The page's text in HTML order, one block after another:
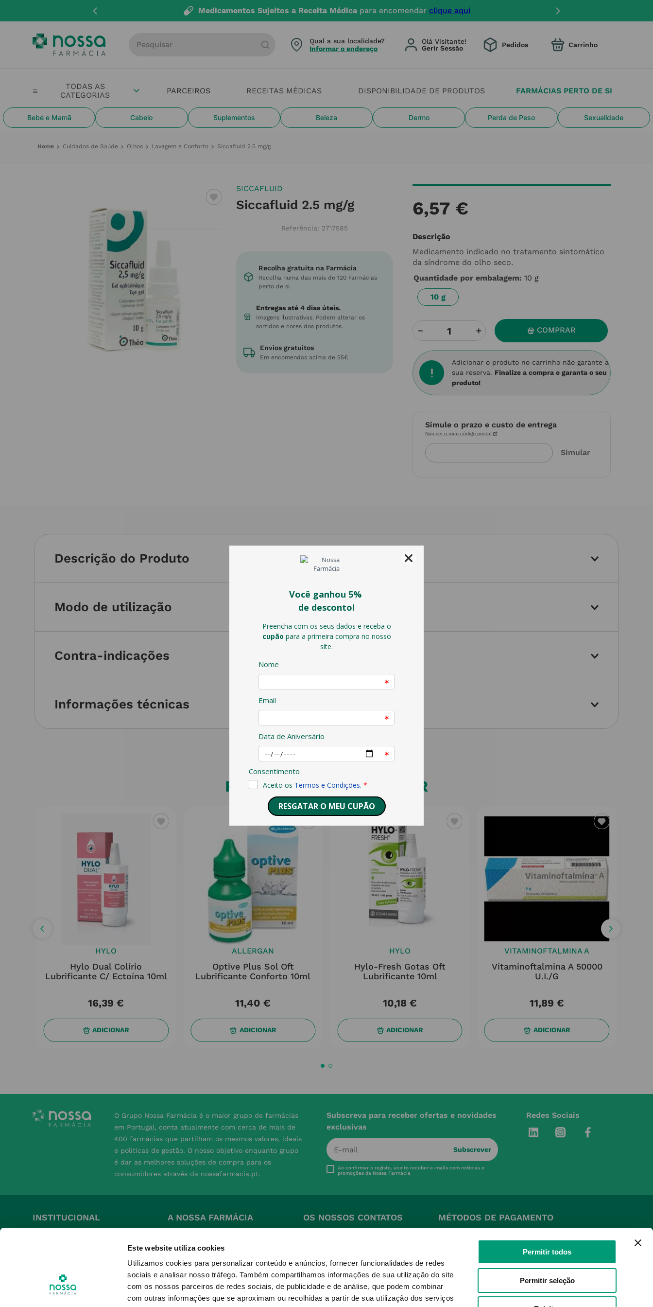
Este website utiliza cookies
Utilizamos cookies para personalizar conteúdo e anúncios, fornecer funcionalidades de redes
sociais e analisar nosso tráfego.Também compartilhamos informações de sua utilização do site
com os nossos parceiros de redes sociais, de publicidade e de análise, que podem combinar
com outras informações que se aproximam ou recolhidas a partir de sua utilização dos serviços
Permitir todos
Permitir seleção
Medicamentos Sujeitos a Receita Médica para encomendar clique aqui
PARCEIROS RECEITAS MÉDICAS DISPONIBILIDADE DE PRODUTOS FARMÁCIAS PERTO DE SI
Bebé e Mamã Cabelo Suplementos Beleza Dermo Perda de Peso Sexualidade
Qual a sua localidade?
Informar o endereço
Olá Visitante! Pedidos
Cuidados de Saúde Olhos Lavagem e Conforto Siccafluid 2.5 mg/g
SICCAFLUID
Siccafluid 2.5 mg/g
Referência: 2717585
Recolha gratuita na Farmácia
Recolha numa das mais de 120 Farmácias
perto de si.
Entregas até 4 dias úteis.
Imagens ilustrativas. Podem alterar os
sortidos e cores dos produtos.
Envios gratuitos
Em encomendas acima de 55€
6,57 €
Descrição
Medicamento indicado no tratamento sintomático
da síndrome do olho seco.
Quantidade por embalagem: 10 g
10 g
＋
－ COMPRAR
Adicionar o produto no carrinho não garante a
sua reserva. Finalize a compra e garanta o seu
produto!
Simule o prazo e custo de entrega
Não sei o meu código postal
Descrição do Produto
Modo de utilização
Contra-indicações
Informações técnicas
PODERÁ TAMBÉM GOSTAR
HYLO
Hylo Dual Colírio
Lubrificante C/ Ectoína 10ml
16,39 €
ADICIONAR
ALLERGAN
Optive Plus Sol Oft
Lubrificante Conforto 10ml
11,40 €
ADICIONAR
HYLO
Hylo-Fresh Gotas Oft
Lubrificante 10ml
10,18 €
ADICIONAR
VITAMINOFTALMINA A
Vitaminoftalmina A 50000
U.I./g
11,89 €
ADICIONAR
O Grupo Nossa Farmácia é o maior grupo de farmácias
em Portugal, conta atualmente com cerca de mais de
400 farmácias que partilham os mesmos valores, ideais
e políticas de gestão. O nosso objetivo enquanto grupo
é dar as melhores soluções de compra para os
consumidores através da nossafarmacia.pt.
Subscreva para receber ofertas e novidades
exclusivas
Subscrever
Ao confirmar o registo, aceito receber e-mails com notícias e
promoções da Nossa Farmácia
Redes Sociais
INSTITUCIONAL
Produtos Favoritos
A NOSSA FARMÁCIA
Perguntas Frequentes
Termos e Condições
Política de Cookies
OS NOSSOS CONTATOS
geral@nossafarmacia.pt
Farmácias perto de si
MÉTODOS DE PAGAMENTO
SELOS E SEGURANÇA